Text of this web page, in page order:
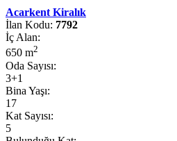
Acarkent Kiralık
İlan Kodu: 7792
İç Alan:
650 m2
Oda Sayısı:
3+1
Bina Yaşı:
17
Kat Sayısı:
5